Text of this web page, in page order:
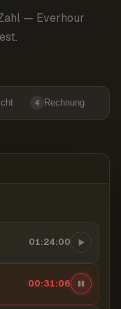
— Everhour
4 Rechnung
01:24:00
00:31:07